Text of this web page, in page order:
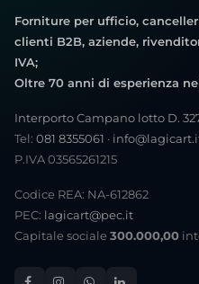
Forniture per ufficio,
clienti B2B, aziende,
IVA;
Oltre 70 anni di esperienza
Interporto Campano lotto D.
Tel: 081 8355061 ·
P.IVA 03565261215
Codice REA: NA-612862
PEC: lagicart@pec.it
Capitale sociale 300.000,00